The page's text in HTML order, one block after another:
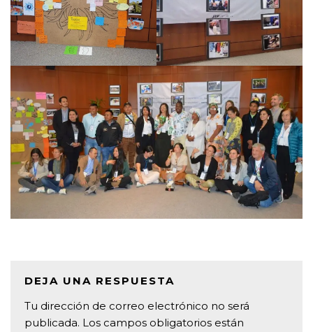
DEJA UNA RESPUESTA
Tu dirección de correo electrónico no será
publicada. Los campos obligatorios están